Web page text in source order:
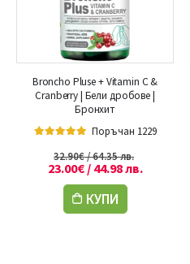
Broncho Pluse + Vitamin C &
Cranberry | Бели дробове |
Бронхит
Поръчан 1229
32.90€/ 64.35 лв.
23.00€/ 44.98 лв.
КУПИ